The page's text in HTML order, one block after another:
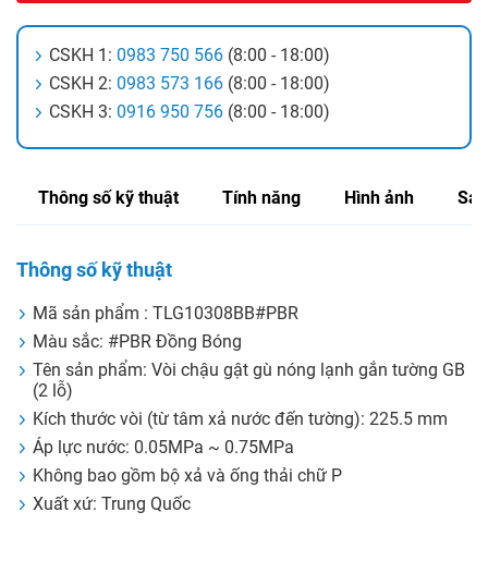
CSKH 1: 0983 750 566 (8:00 - 18:00)
CSKH 2: 0983 573 166 (8:00 - 18:00)
CSKH 3: 0916 950 756 (8:00 - 18:00)
Thông số kỹ thuật Tính năng Hình ảnh
Thông số kỹ thuật
Mã sản phẩm : TLG10308BB#PBR
Màu sắc: #PBR Đồng Bóng
Tên sản phẩm: Vòi chậu gật gù nóng lạnh gắn tường GB
(2 lỗ)
Kích thước vòi (từ tâm xả nước đến tường): 225.5 mm
Áp lực nước: 0.05MPa ~ 0.75MPa
Không bao gồm bộ xả và ống thải chữ P
Xuất xứ: Trung Quốc